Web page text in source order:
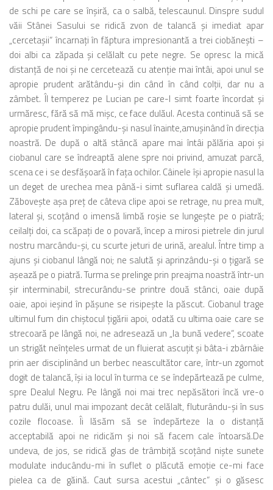
de schi pe care se înşiră, ca o salbă, telescaunul. Dinspre sudul
văii Stânei Sasului se ridică zvon de talancă şi imediat apar
„cercetaşii“ încarnaţi în făptura impresionantă a trei ciobăneşti –
doi albi ca zăpada şi celălalt cu pete negre. Se opresc la mică
distanţă de noi şi ne cercetează cu atenţie mai întâi, apoi unul se
apropie prudent arătându-şi din când în când colţii, dar nu a
zâmbet. Îl temperez pe Lucian pe care-l simt foarte încordat şi
urmăresc, fără să mă mişc, ce face dulăul. Acesta continuă să se
apropie prudent împingându-şi nasul înainte,amuşinând în direcţia
noastră. De după o altă stâncă apare mai întâi pălăria apoi şi
ciobanul care se îndreaptă alene spre noi privind, amuzat parcă,
scena ce i se desfăşoară în faţa ochilor. Câinele îşi apropie nasul la
un deget de urechea mea până-i simt suflarea caldă şi umedă.
Zăboveşte aşa preţ de câteva clipe apoi se retrage, nu prea mult,
lateral şi, scoţând o imensă limbă roşie se lungeşte pe o piatră;
ceilalţi doi, ca scăpaţi de o povară, încep a mirosi pietrele din jurul
nostru marcându-şi, cu scurte jeturi de urină, arealul. Între timp a
ajuns şi ciobanul lângă noi; ne salută şi aprinzându-şi o ţigară se
aşează pe o piatră. Turma se prelinge prin preajma noastră într-un
şir interminabil, strecurându-se printre două stânci, oaie după
oaie, apoi ieşind în păşune se risipeşte la păscut. Ciobanul trage
ultimul fum din chiştocul ţigării apoi, odată cu ultima oaie care se
strecoară pe lângă noi, ne adresează un „la bună vedere“, scoate
un strigăt neînţeles urmat de un fluierat ascuţit şi bâta-i zbârnâie
prin aer disciplinând un berbec neascultător care, într-un zgomot
dogit de talancă, îşi ia locul în turma ce se îndepărtează pe culme,
spre Dealul Negru. Pe lângă noi mai trec nepăsători încă vre-o
patru dulăi, unul mai impozant decât celălalt, fluturându-şi în sus
cozile flocoase. Îi lăsăm să se îndepărteze la o distanţă
acceptabilă apoi ne ridicăm şi noi să facem cale întoarsă.De
undeva, de jos, se ridică glas de trâmbiţă scoţând nişte sunete
modulate inducându-mi în suflet o plăcută emoţie ce-mi face
pielea ca de găină. Caut sursa acestui „cântec“ şi o găsesc